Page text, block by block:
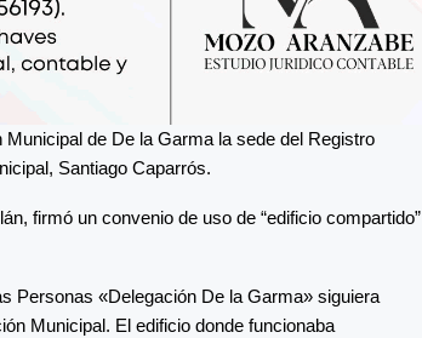
de De la Garma la sede del Registro
Santiago Caparrós.
firmó un convenio de uso de “edificio compartido”
Personas «Delegación De la Garma» siguiera
Municipal. El edificio donde funcionaba